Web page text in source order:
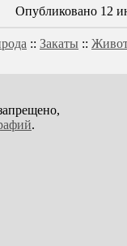
Опубликовано 12
:: Закаты ::
.